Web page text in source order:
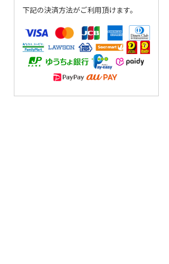
下記の決済方法がご利用頂けます。